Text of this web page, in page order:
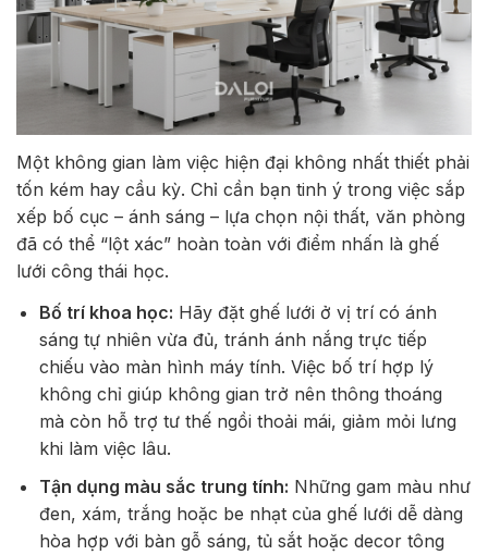
Một không gian làm việc hiện đại không nhất thiết phải
tốn kém hay cầu kỳ. Chỉ cần bạn tinh ý trong việc sắp
xếp bố cục – ánh sáng – lựa chọn nội thất, văn phòng
đã có thể “lột xác” hoàn toàn với điểm nhấn là ghế
lưới công thái học.
Bố trí khoa học: Hãy đặt ghế lưới ở vị trí có ánh
sáng tự nhiên vừa đủ, tránh ánh nắng trực tiếp
chiếu vào màn hình máy tính. Việc bố trí hợp lý
không chỉ giúp không gian trở nên thông thoáng
mà còn hỗ trợ tư thế ngồi thoải mái, giảm mỏi lưng
khi làm việc lâu.
Tận dụng màu sắc trung tính: Những gam màu như
đen, xám, trắng hoặc be nhạt của ghế lưới dễ dàng
hòa hợp với bàn gỗ sáng, tủ sắt hoặc decor tông